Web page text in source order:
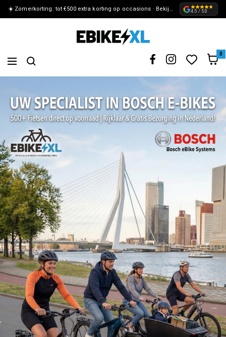
METEEN ☀️ Zomerkorting: tot €500 extra korting op occasions · Bekijk de actie » 4.5 / 5.0
eBikeXL
Navigation
0